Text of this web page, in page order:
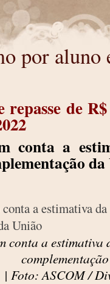
por aluno
repasse de
conta a
conta a
| Foto: ASCOM /